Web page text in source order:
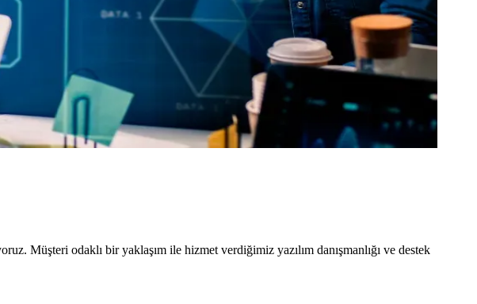
Müşteri odaklı bir yaklaşım ile hizmet verdiğimiz yazılım danışmanlığı ve destek